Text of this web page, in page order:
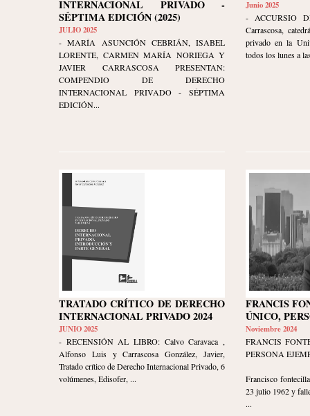
INTERNACIONAL PRIVADO -
SÉPTIMA EDICIÓN (2025)
JULIO 2025
- MARÍA ASUNCIÓN CEBRIÁN, ISABEL
LORENTE, CARMEN MARÍA NORIEGA Y
JAVIER CARRASCOSA PRESENTAN:
COMPENDIO DE DERECHO
INTERNACIONAL PRIVADO - SÉPTIMA
EDICIÓN...
Junio 2025
- ACCURSIO
Carrascosa,
privado en la
todos los lunes a
TRATADO CRÍTICO DE DERECHO
INTERNACIONAL PRIVADO 2024
JUNIO 2025
- RECENSIÓN AL LIBRO: Calvo Caravaca ,
Alfonso Luis y Carrascosa González, Javier,
Tratado crítico de Derecho Internacional Privado, 6
volúmenes, Edisofer, ...
FRANCIS
ÚNICO,
Noviembre 2024
FRANCIS
PERSONA
Francisco
23 julio 1962 y
...